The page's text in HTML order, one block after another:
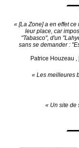
« [La Zone] a en effet
leur place, car
"Tabasco", d'un
sans se demander :
Patrice Houzeau ,
« Les meilleures
« Un site de